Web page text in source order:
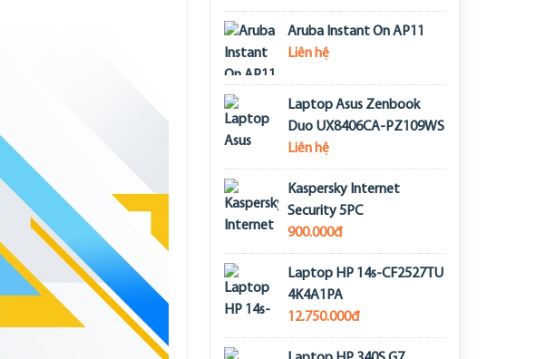
Aruba Instant On AP11
Liên hệ
Laptop Asus Zenbook
Duo UX8406CA-PZ109WS
Liên hệ
Kaspersky Internet
Security 5PC
900.000đ
Laptop HP 14s-CF2527TU
4K4A1PA
12.750.000đ